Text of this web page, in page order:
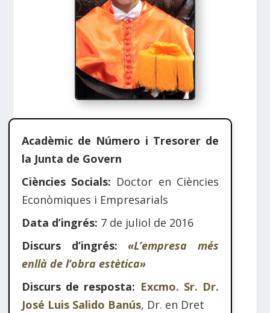
Acadèmic de Número i Tresorer de
la Junta de Govern
Ciències Socials: Doctor en Ciències
Econòmiques i Empresarials
Data d’ingrés: 7 de juliol de 2016
Discurs d’ingrés:«L’empresa més
enllà de l’obra estètica»
Discurs de resposta: Excmo. Sr. Dr.
José Luis Salido Banús, Dr. en Dret